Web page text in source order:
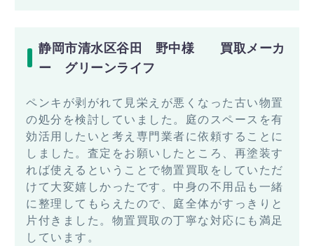
静岡市清水区谷田 野中様 買取メーカ
ー グリーンライフ
ペンキが剥がれて見栄えが悪くなった古い物置
の処分を検討していました。庭のスペースを有
効活用したいと考え専門業者に依頼することに
しました。査定をお願いしたところ、再塗装す
れば使えるということで物置買取をしていただ
けて大変嬉しかったです。中身の不用品も一緒
に整理してもらえたので、庭全体がすっきりと
片付きました。物置買取の丁寧な対応にも満足
しています。